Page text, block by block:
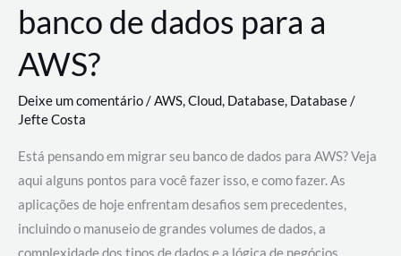
banco de dados para a
AWS?
Deixe um comentário/AWS,Cloud, Database, Database/
Jefte Costa
Está pensando em migrar seu banco de dados para AWS? Veja
aqui alguns pontos para você fazer isso, e como fazer. As
aplicações de hoje enfrentam desafios sem precedentes,
incluindo o manuseio de grandes volumes de dados, a